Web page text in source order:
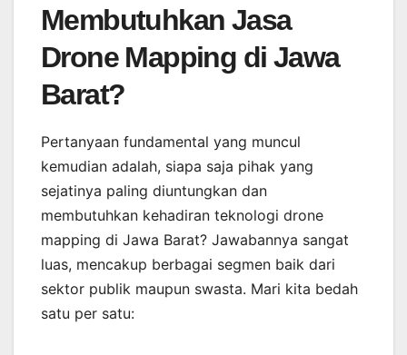
Membutuhkan Jasa
Drone Mapping di Jawa
Barat?
Pertanyaan fundamental yang muncul
kemudian adalah, siapa saja pihak yang
sejatinya paling diuntungkan dan
membutuhkan kehadiran teknologi drone
mapping di Jawa Barat? Jawabannya sangat
luas, mencakup berbagai segmen baik dari
sektor publik maupun swasta. Mari kita bedah
satu per satu: